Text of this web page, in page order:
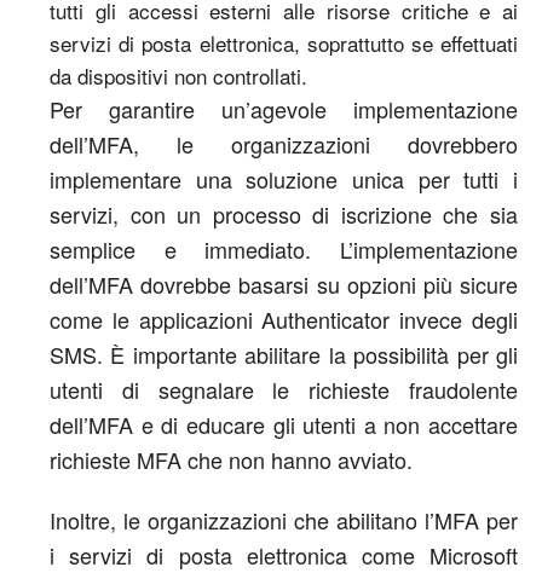
tutti gli accessi esterni alle risorse critiche e ai
servizi di posta elettronica, soprattutto se effettuati
da dispositivi non controllati.
Per garantire un’agevole implementazione
dell’MFA, le organizzazioni dovrebbero
implementare una soluzione unica per tutti i
servizi, con un processo di iscrizione che sia
semplice e immediato. L’implementazione
dell’MFA dovrebbe basarsi su opzioni più sicure
come le applicazioni Authenticator invece degli
SMS. È importante abilitare la possibilità per gli
utenti di segnalare le richieste fraudolente
dell’MFA e di educare gli utenti a non accettare
richieste MFA che non hanno avviato.
Inoltre, le organizzazioni che abilitano l’MFA per
i servizi di posta elettronica come Microsoft